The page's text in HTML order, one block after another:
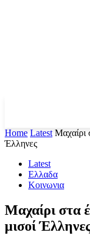
Home Latest Μαχαίρι
Έλληνες
Latest
Ελλαδα
Κοινωνια
Μαχαίρι στα
μισοί